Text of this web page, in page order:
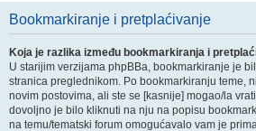
Bookmarkiranje i pretplaćivanje
Koja je razlika između bookmarkiranja i
U starijim verzijama phpBBa, bookmarkiranje je
stranica preglednikom. Po bookmarkiranju teme,
novim postovima, ali ste se [kasnije] mogao/la
dovoljno je bilo kliknuti na nju na popisu
na temu/tematski forum omogućavalo vam je